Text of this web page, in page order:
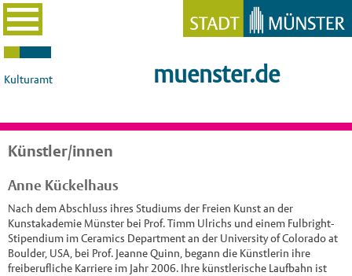
Kulturamt muenster.de
Künstler/innen
Anne Kückelhaus
Nach dem Abschluss ihres Studiums der Freien Kunst an der
Kunstakademie Münster bei Prof. Timm Ulrichs und einem Fulbright-
Stipendium im Ceramics Department an der University of Colorado at
Boulder, USA, bei Prof. Jeanne Quinn, begann die Künstlerin ihre
freiberufliche Karriere im Jahr 2006. Ihre künstlerische Laufbahn ist